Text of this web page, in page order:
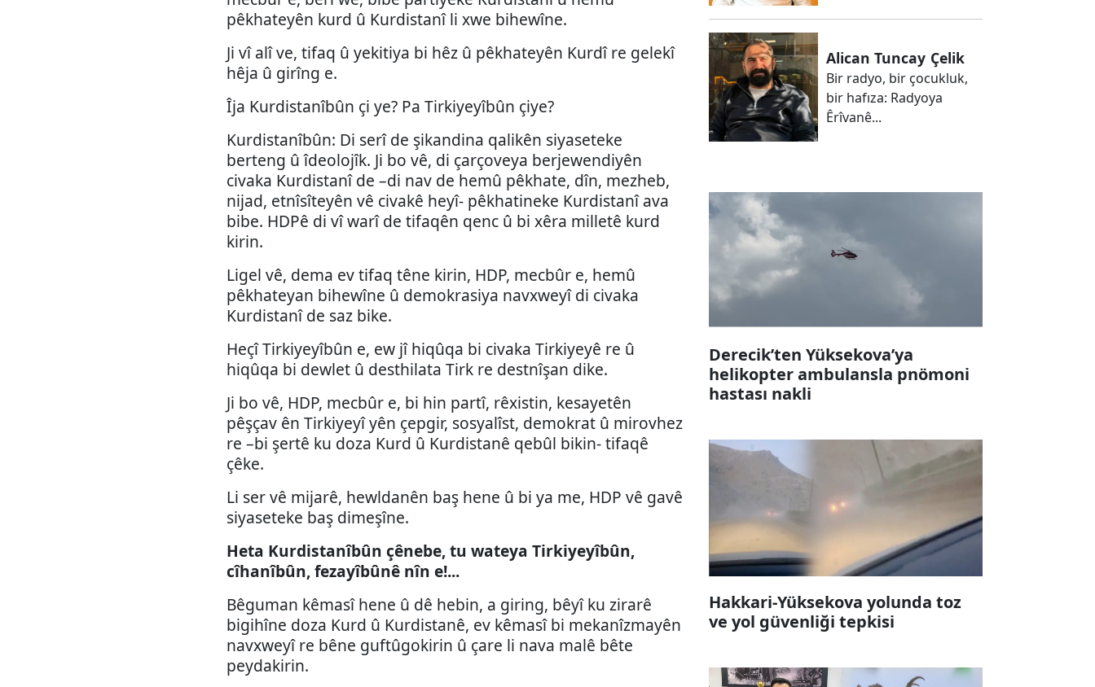
pêkhateyên kurd û Kurdistanî li xwe bihewîne.
Ji vî alî ve, tifaq û yekitiya bi hêz û pêkhateyên Kurdî re gelekî
hêja û girîng e.
Îja Kurdistanîbûn çi ye? Pa Tirkiyeyîbûn çiye?
Kurdistanîbûn: Di serî de şikandina qalikên siyaseteke
berteng û îdeolojîk. Ji bo vê, di çarçoveya berjewendiyên
civaka Kurdistanî de –di nav de hemû pêkhate, dîn, mezheb,
nijad, etnîsîteyên vê civakê heyî- pêkhatineke Kurdistanî ava
bibe. HDPê di vî warî de tifaqên qenc û bi xêra milletê kurd
kirin.
Ligel vê, dema ev tifaq têne kirin, HDP, mecbûr e, hemû
pêkhateyan bihewîne û demokrasiya navxweyî di civaka
Kurdistanî de saz bike.
Heçî Tirkiyeyîbûn e, ew jî hiqûqa bi civaka Tirkiyeyê re û
hiqûqa bi dewlet û desthilata Tirk re destnîşan dike.
Ji bo vê, HDP, mecbûr e, bi hin partî, rêxistin, kesayetên
pêşçav ên Tirkiyeyî yên çepgir, sosyalîst, demokrat û mirovhez
re –bi şertê ku doza Kurd û Kurdistanê qebûl bikin- tifaqê
çêke.
Li ser vê mijarê, hewldanên baş hene û bi ya me, HDP vê gavê
siyaseteke baş dimeşîne.
Heta Kurdistanîbûn çênebe, tu wateya Tirkiyeyîbûn,
cîhanîbûn, fezayîbûnê nîn e!...
Bêguman kêmasî hene û dê hebin, a giring, bêyî ku zirarê
bigihîne doza Kurd û Kurdistanê, ev kêmasî bi mekanîzmayên
navxweyî re bêne guftûgokirin û çare li nava malê bête
peydakirin.
Alican Tuncay Çelik
Bir radyo, bir çocukluk,
bir hafıza: Radyoya
Êrîvanê...
Derecik’ten Yüksekova’ya
helikopter ambulansla pnömoni
hastası nakli
Hakkari-Yüksekova yolunda toz
ve yol güvenliği tepkisi